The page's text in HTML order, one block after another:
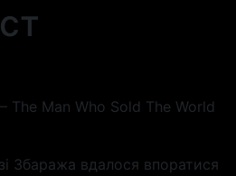
Man Who Sold The World
Збаража вдалося впоратися